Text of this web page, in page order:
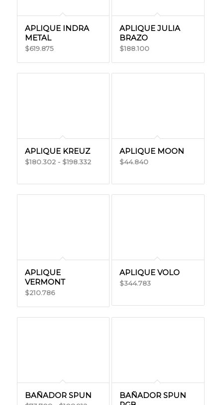
APLIQUE INDRA
METAL
$619.875
APLIQUE JULIA
BRAZO
$188.100
APLIQUE KREUZ
$180.302 - $198.332Rango
precios:
desde
APLIQUE MOON
$44.840
APLIQUE
VERMONT
$210.786
APLIQUE VOLO
$344.783
BAÑADOR SPUN
BAÑADOR SPUN